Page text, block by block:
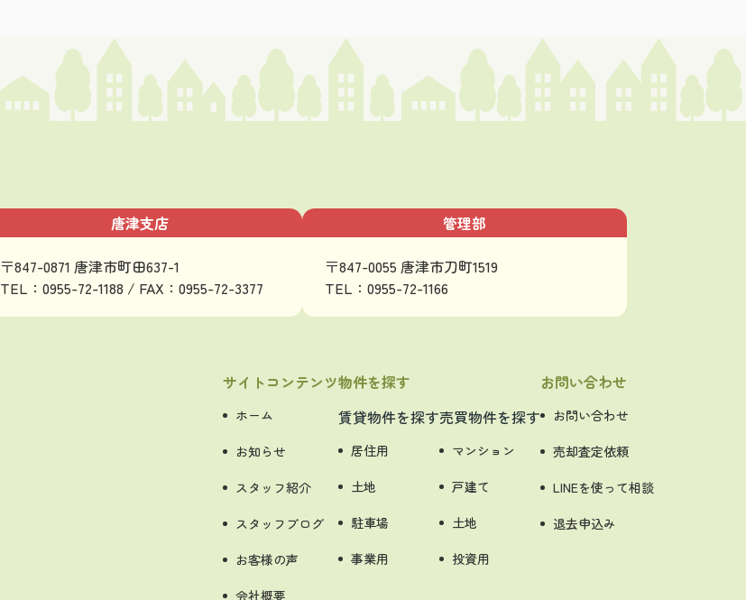
唐津支店
〒847-0871 唐津市町田637-1
TEL：0955-72-1188 / FAX：0955-72-3377
管理部
〒847-0055 唐津市刀町1519
TEL：0955-72-1166
サイトコンテンツ
ホーム
お知らせ
スタッフ紹介
スタッフブログ
お客様の声
会社概要
物件を探す
賃貸物件を探す
居住用
土地
駐車場
事業用
売買物件を探す
マンション
戸建て
土地
投資用
お問い合わせ
お問い合わせ
売却査定依頼
LINEを使って相談
退去申込み